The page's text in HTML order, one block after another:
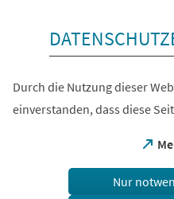
Durch die Nutzung dieser
einverstanden, dass diese
einem
Nur